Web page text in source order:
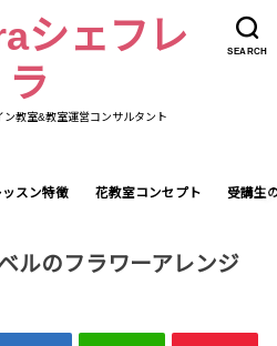
SEARCH
シェフレ
ラ
ン教室&教室運営コンサルタント
ッスン特徴 花教室コンセプト 受講生
ルのフラワーアレンジ